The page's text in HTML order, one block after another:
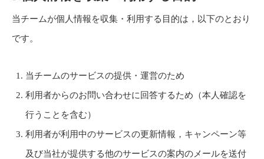
当チームが個人情報を収集・利用する目的は，以下のとおり
です。
当チームのサービスの提供・運営のため
利用者からのお問い合わせに回答するため（本人確認を
行うことを含む）
利用者が利用中のサービスの更新情報，キャンペーン等
及び当社が提供する他のサービスの案内のメールを送付